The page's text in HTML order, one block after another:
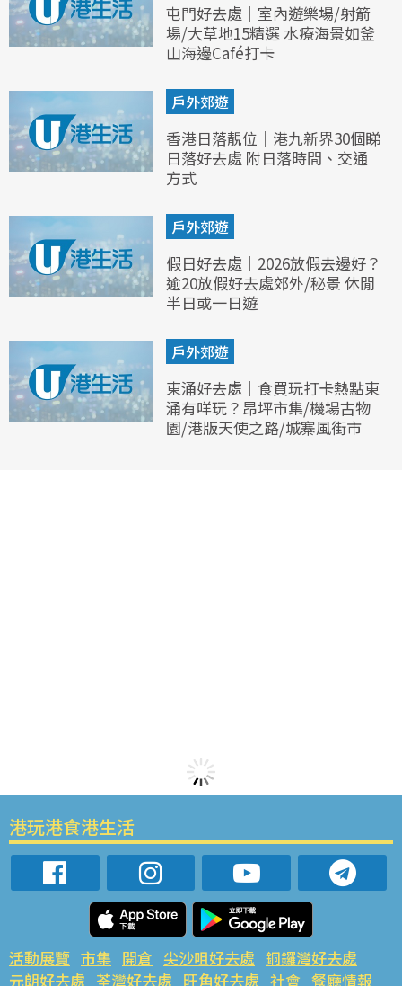
屯門好去處｜室內遊樂場/射箭
場/大草地15精選 水療海景如釜
山海邊Café打卡
戶外郊遊
香港日落靚位｜港九新界30個睇
日落好去處 附日落時間、交通
方式
戶外郊遊
假日好去處｜2026放假去邊好？
逾20放假好去處郊外/秘景 休閒
半日或一日遊
戶外郊遊
東涌好去處｜食買玩打卡熱點東
涌有咩玩？昂坪市集/機場古物
園/港版天使之路/城寨風街市
港玩港食港生活
活動展覽 市集 開倉 尖沙咀好去處 銅鑼灣好去處
元朗好去處 荃灣好去處 旺角好去處 社會 餐廳情報